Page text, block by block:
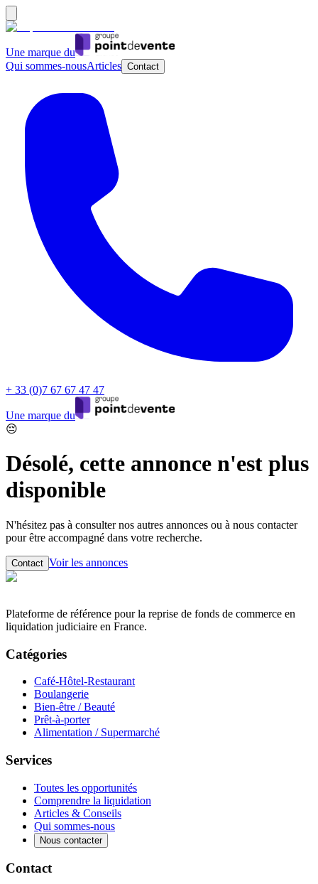
Une marque du
Qui sommes-nousArticles Contact
+ 33 (0)7 67 67 47 47
Une marque du
😔
Désolé, cette annonce n'est plus
disponible
N'hésitez pas à consulter nos autres annonces ou à nous contacter
pour être accompagné dans votre recherche.
Contact Voir les annonces
Plateforme de référence pour la reprise de fonds de commerce en
liquidation judiciaire en France.
Catégories
Café-Hôtel-Restaurant
Boulangerie
Bien-être / Beauté
Prêt-à-porter
Alimentation / Supermarché
Services
Toutes les opportunités
Comprendre la liquidation
Articles & Conseils
Qui sommes-nous
Nous contacter
Contact